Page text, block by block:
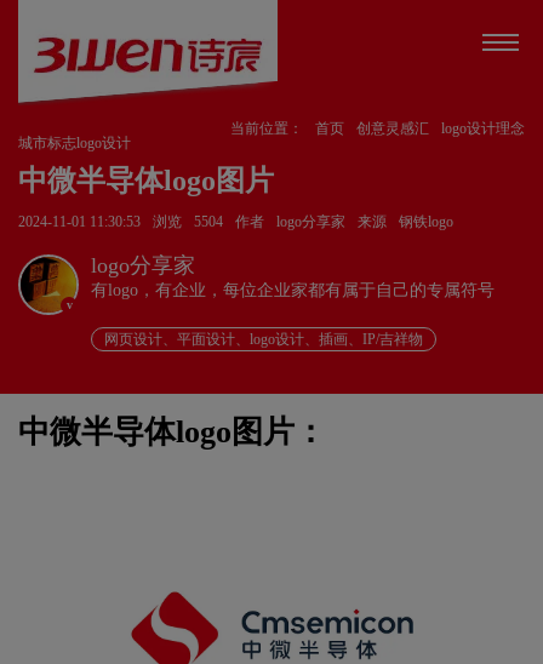
当前位置： 首页 创意灵感汇
logo设计理念
城市标志logo设计
中微半导体logo图片
2024-11-01 11:30:53 浏览 5504 作者 logo分享家 来源 钢铁logo
v
logo分享家
有logo，有企业，每位企业家都有属于自己的专属符号
网页设计、平面设计、logo设计、插画、IP/吉祥物
中微半导体logo图片：